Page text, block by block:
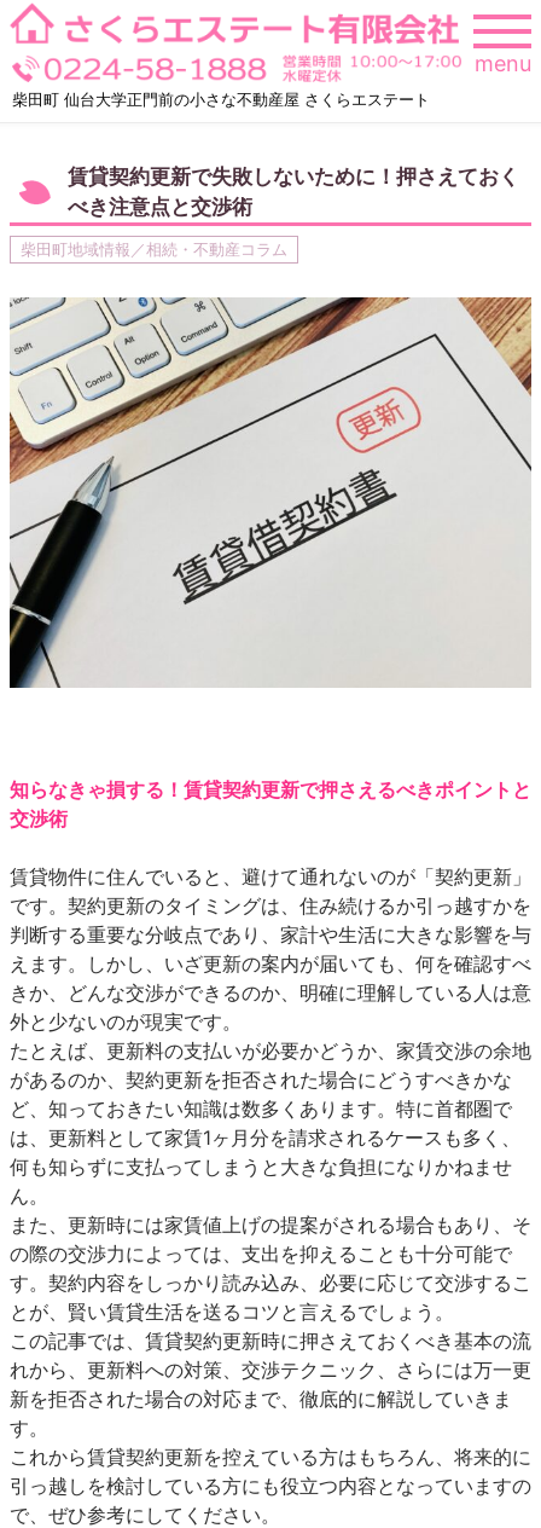
Skip
to
content
柴田町 仙台大学正門前の小さな不動産屋 さくらエステート
menu
賃貸契約更新で失敗しないために！押さえておく
べき注意点と交渉術
柴田町地域情報／相続・不動産コラム
知らなきゃ損する！賃貸契約更新で押さえるべきポイントと
交渉術
賃貸物件に住んでいると、避けて通れないのが「契約更新」
です。契約更新のタイミングは、住み続けるか引っ越すかを
判断する重要な分岐点であり、家計や生活に大きな影響を与
えます。しかし、いざ更新の案内が届いても、何を確認すべ
きか、どんな交渉ができるのか、明確に理解している人は意
外と少ないのが現実です。
たとえば、更新料の支払いが必要かどうか、家賃交渉の余地
があるのか、契約更新を拒否された場合にどうすべきかな
ど、知っておきたい知識は数多くあります。特に首都圏で
は、更新料として家賃1ヶ月分を請求されるケースも多く、
何も知らずに支払ってしまうと大きな負担になりかねませ
ん。
また、更新時には家賃値上げの提案がされる場合もあり、そ
の際の交渉力によっては、支出を抑えることも十分可能で
す。契約内容をしっかり読み込み、必要に応じて交渉するこ
とが、賢い賃貸生活を送るコツと言えるでしょう。
この記事では、賃貸契約更新時に押さえておくべき基本の流
れから、更新料への対策、交渉テクニック、さらには万一更
新を拒否された場合の対応まで、徹底的に解説していきま
す。
これから賃貸契約更新を控えている方はもちろん、将来的に
引っ越しを検討している方にも役立つ内容となっていますの
で、ぜひ参考にしてください。